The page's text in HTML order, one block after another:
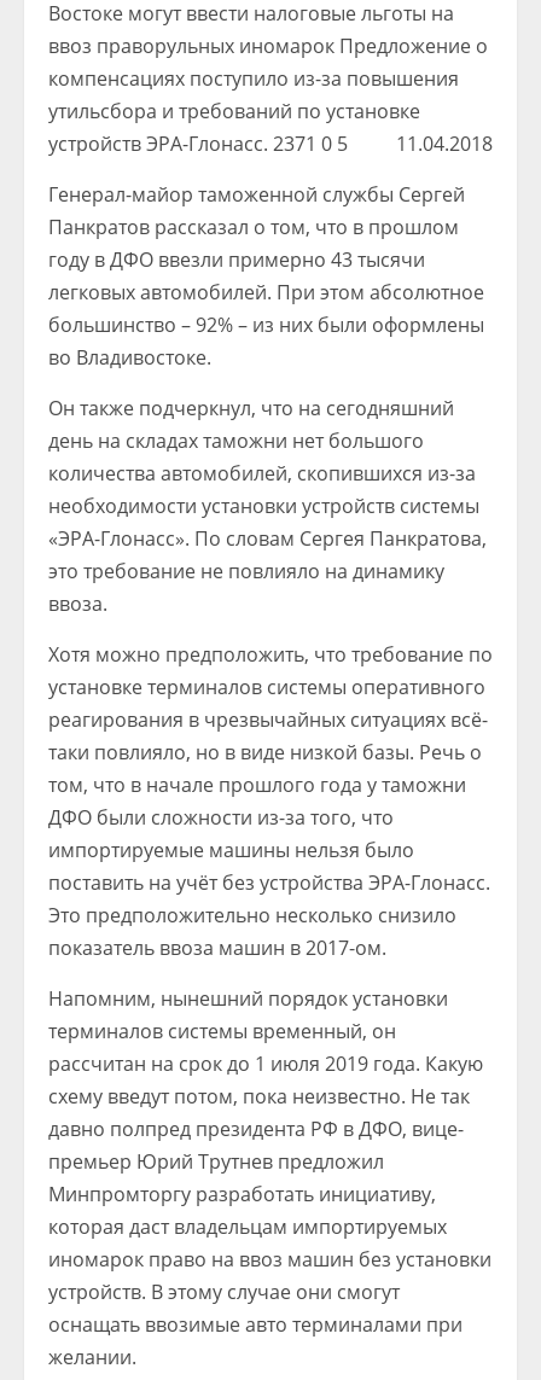
Востоке могут ввести налоговые льготы на
ввоз праворульных иномарок Предложение о
компенсациях поступило из-за повышения
утильсбора и требований по установке
устройств ЭРА-Глонасс. 2371 0 5
11.04.2018
Генерал-майор таможенной службы Сергей
Панкратов рассказал о том, что в прошлом
году в ДФО ввезли примерно 43 тысячи
легковых автомобилей. При этом абсолютное
большинство – 92% – из них были оформлены
во Владивостоке.
Он также подчеркнул, что на сегодняшний
день на складах таможни нет большого
количества автомобилей, скопившихся из-за
необходимости установки устройств системы
«ЭРА-Глонасс». По словам Сергея Панкратова,
это требование не повлияло на динамику
ввоза.
Хотя можно предположить, что требование по
установке терминалов системы оперативного
реагирования в чрезвычайных ситуациях всё-
таки повлияло, но в виде низкой базы. Речь о
том, что в начале прошлого года у таможни
ДФО были сложности из-за того, что
импортируемые машины нельзя было
поставить на учёт без устройства ЭРА-Глонасс.
Это предположительно несколько снизило
показатель ввоза машин в 2017-ом.
Напомним, нынешний порядок установки
терминалов системы временный, он
рассчитан на срок до 1 июля 2019 года. Какую
схему введут потом, пока неизвестно. Не так
давно полпред президента РФ в ДФО, вице-
премьер Юрий Трутнев предложил
Минпромторгу разработать инициативу,
которая даст владельцам импортируемых
иномарок право на ввоз машин без установки
устройств. В этому случае они смогут
оснащать ввозимые авто терминалами при
желании.